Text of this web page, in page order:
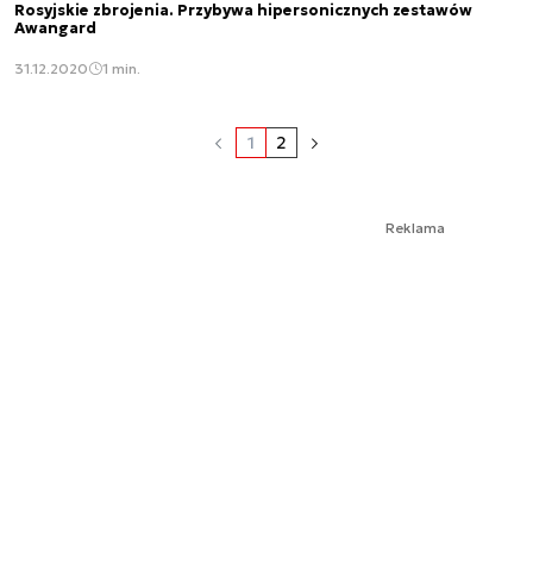
Rosyjskie zbrojenia. Przybywa hipersonicznych zestawów
Awangard
31.12.2020 1 min.
1 2
Reklama